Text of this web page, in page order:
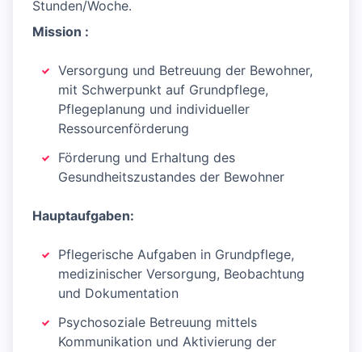
Stunden/Woche.
Mission :
Versorgung und Betreuung der Bewohner,
mit Schwerpunkt auf Grundpflege,
Pflegeplanung und individueller
Ressourcenförderung
Förderung und Erhaltung des
Gesundheitszustandes der Bewohner
Hauptaufgaben:
Pflegerische Aufgaben in Grundpflege,
medizinischer Versorgung, Beobachtung
und Dokumentation
Psychosoziale Betreuung mittels
Kommunikation und Aktivierung der